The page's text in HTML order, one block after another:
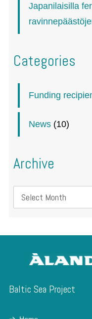
Japanilaisilla
Categories
Funding
News (10)
Archive
Archive
Baltic Sea Project